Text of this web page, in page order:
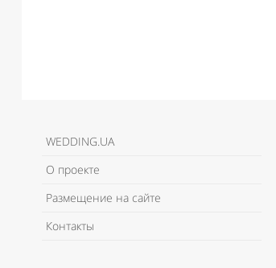
WEDDING.UA
О проекте
Размещение на сайте
Контакты